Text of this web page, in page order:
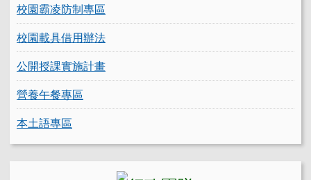
校園霸凌防制專區
校園載具借用辦法
公開授課實施計畫
營養午餐專區
本土語專區